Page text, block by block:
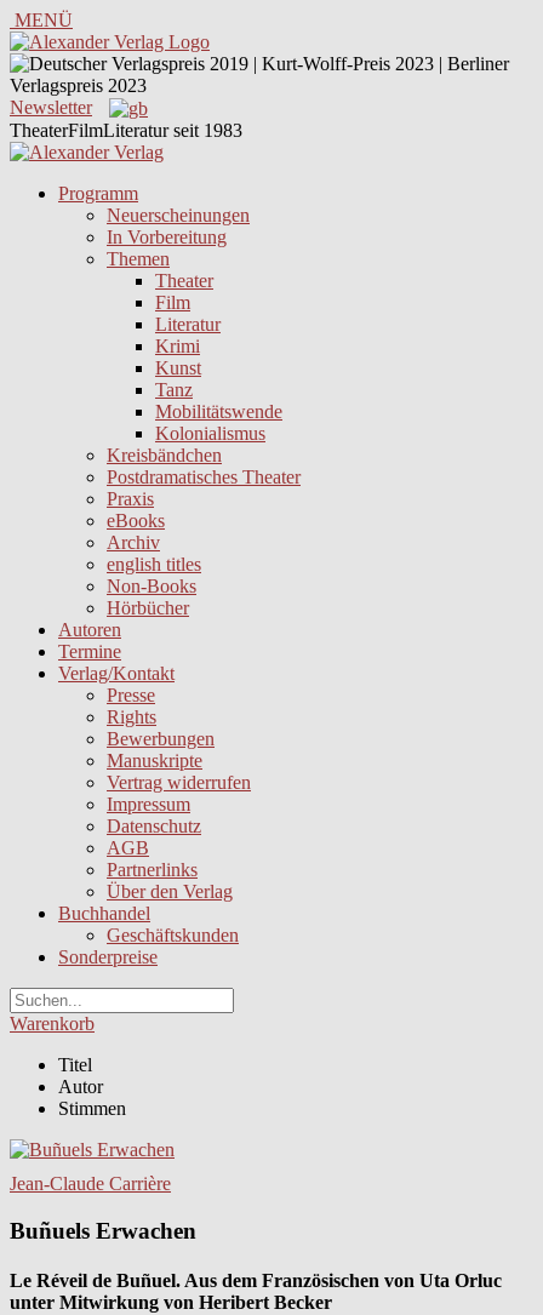
MENÜ
Newsletter
TheaterFilmLiteratur seit 1983
Programm
Neuerscheinungen
In Vorbereitung
Themen
Theater
Film
Literatur
Krimi
Kunst
Tanz
Mobilitätswende
Kolonialismus
Kreisbändchen
Postdramatisches Theater
Praxis
eBooks
Archiv
english titles
Non-Books
Hörbücher
Autoren
Termine
Verlag/Kontakt
Presse
Rights
Bewerbungen
Manuskripte
Vertrag widerrufen
Impressum
Datenschutz
AGB
Partnerlinks
Über den Verlag
Buchhandel
Geschäftskunden
Sonderpreise
Warenkorb
Titel
Autor
Stimmen
Jean-Claude Carrière
Buñuels Erwachen
Le Réveil de Buñuel. Aus dem Französischen von Uta Orluc
unter Mitwirkung von Heribert Becker